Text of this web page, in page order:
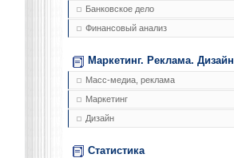
Банковское дело
Финансовый анализ
Маркетинг. Реклама. Дизайн
Масс-медиа, реклама
Маркетинг
Дизайн
Статистика